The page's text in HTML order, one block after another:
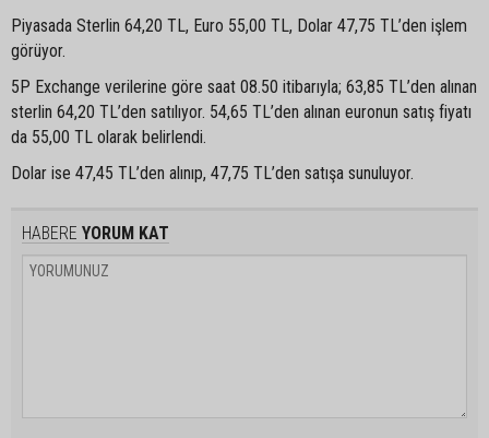
Piyasada Sterlin 64,20 TL, Euro 55,00 TL, Dolar 47,75 TL’den işlem
görüyor.
5P Exchange verilerine göre saat 08.50 itibarıyla; 63,85 TL’den alınan
sterlin 64,20 TL’den satılıyor. 54,65 TL’den alınan euronun satış fiyatı
da 55,00 TL olarak belirlendi.
Dolar ise 47,45 TL’den alınıp, 47,75 TL’den satışa sunuluyor.
HABERE YORUM KAT